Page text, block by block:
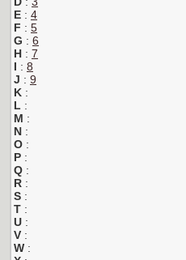
E : 4
F : 5
G : 6
H : 7
I : 8
J : 9
K :
L :
M :
N :
O :
P :
Q :
R :
S :
T :
U :
V :
W :